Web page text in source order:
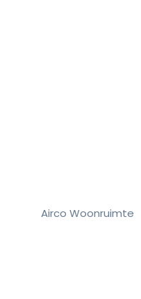
Airco Woonruimte